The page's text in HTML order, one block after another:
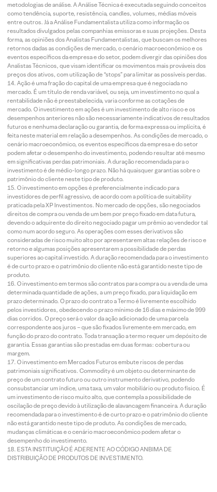
metodologias de análise. A Análise Técnica é executada seguindo conceitos
como tendência, suporte, resistência, candles, volumes, médias móveis
entre outros. Já a Análise Fundamentalista utiliza como informação os
resultados divulgados pelas companhias emissoras e suas projeções. Desta
forma, as opiniões dos Analistas Fundamentalistas, que buscam os melhores
retornos dadas as condições de mercado, o cenário macroeconômico e os
eventos específicos da empresa e do setor, podem divergir das opiniões dos
Analistas Técnicos, que visam identificar os movimentos mais prováveis dos
preços dos ativos, com utilização de “stops” para limitar as possíveis perdas.
Ação é uma fração do capital de uma empresa que é negociada no
mercado. É um título de renda variável, ou seja, um investimento no qual a
rentabilidade não é preestabelecida, varia conforme as cotações de
mercado. O investimento em ações é um investimento de alto risco e os
desempenhos anteriores não são necessariamente indicativos de resultados
futuros e nenhuma declaração ou garantia, de forma expressa ou implícita, é
feita neste material em relação a desempenhos. As condições de mercado, o
cenário macroeconômico, os eventos específicos da empresa e do setor
podem afetar o desempenho do investimento, podendo resultar até mesmo
em significativas perdas patrimoniais. A duração recomendada para o
investimento é de médio-longo prazo. Não há quaisquer garantias sobre o
patrimônio do cliente neste tipo de produto.
O investimento em opções é preferencialmente indicado para
investidores de perfil agressivo, de acordo com a política de suitability
praticada pela XP Investimentos. No mercado de opções, são negociados
direitos de compra ou venda de um bem por preço fixado em data futura,
devendo o adquirente do direito negociado pagar um prêmio ao vendedor tal
como num acordo seguro. As operações com esses derivativos são
consideradas de risco muito alto por apresentarem altas relações de risco e
retorno e algumas posições apresentarem a possibilidade de perdas
superiores ao capital investido. A duração recomendada para o investimento
é de curto prazo e o patrimônio do cliente não está garantido neste tipo de
produto.
O investimento em termos são contratos para compra ou a venda de uma
determinada quantidade de ações, a um preço fixado, para liquidação em
prazo determinado. O prazo do contrato a Termo é livremente escolhido
pelos investidores, obedecendo o prazo mínimo de 16 dias e máximo de 999
dias corridos. O preço será o valor da ação adicionado de uma parcela
correspondente aos juros – que são fixados livremente em mercado, em
função do prazo do contrato. Toda transação a termo requer um depósito de
garantia. Essas garantias são prestadas em duas formas: cobertura ou
margem.
O investimento em Mercados Futuros embute riscos de perdas
patrimoniais significativos. Commodity é um objeto ou determinante de
preço de um contrato futuro ou outro instrumento derivativo, podendo
consubstanciar um índice, uma taxa, um valor mobiliário ou produto físico. É
um investimento de risco muito alto, que contempla a possibilidade de
oscilação de preço devido à utilização de alavancagem financeira. A duração
recomendada para o investimento é de curto prazo e o patrimônio do cliente
não está garantido neste tipo de produto. As condições de mercado,
mudanças climáticas e o cenário macroeconômico podem afetar o
desempenho do investimento.
ESTA INSTITUIÇÃO É ADERENTE AO CÓDIGO ANBIMA DE
DISTRIBUIÇÃO DE PRODUTOS DE INVESTIMENTO.